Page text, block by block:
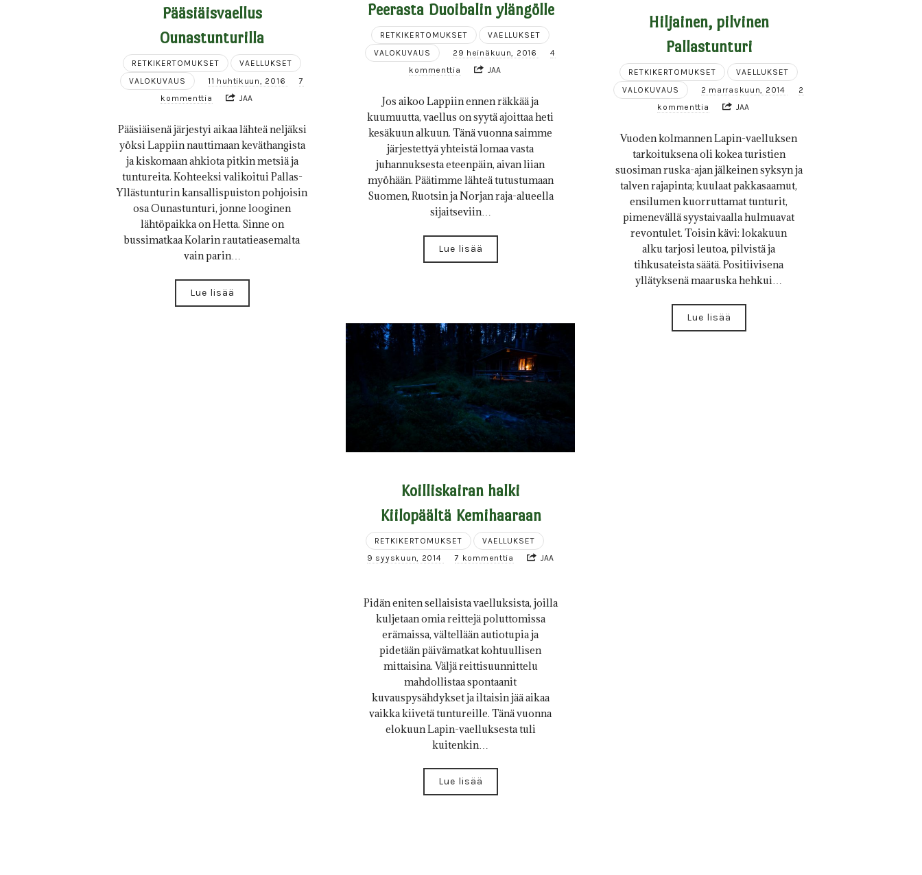
Peerasta Duoibalin ylängölle
RETKIKERTOMUKSET
VAELLUKSET
VALOKUVAUS
29 heinäkuun, 2016
4
kommenttia
JAA
Jos aikoo Lappiin ennen räkkää ja
kuumuutta, vaellus on syytä ajoittaa heti
kesäkuun alkuun. Tänä vuonna saimme
järjestettyä yhteistä lomaa vasta
juhannuksesta eteenpäin, aivan liian
myöhään. Päätimme lähteä tutustumaan
Suomen, Ruotsin ja Norjan raja-alueella
sijaitseviin…
Lue lisää
Pääsiäisvaellus
Ounastunturilla
RETKIKERTOMUKSET
VAELLUKSET
VALOKUVAUS
11 huhtikuun, 2016
7
kommenttia
JAA
Pääsiäisenä järjestyi aikaa lähteä neljäksi
yöksi Lappiin nauttimaan keväthangista
ja kiskomaan ahkiota pitkin metsiä ja
tuntureita. Kohteeksi valikoitui Pallas-
Yllästunturin kansallispuiston pohjoisin
osa Ounastunturi, jonne looginen
lähtöpaikka on Hetta. Sinne on
bussimatkaa Kolarin rautatieasemalta
vain parin…
Lue lisää
Hiljainen, pilvinen
Pallastunturi
RETKIKERTOMUKSET
VAELLUKSET
VALOKUVAUS
2 marraskuun, 2014
2
kommenttia
JAA
Vuoden kolmannen Lapin-vaelluksen
tarkoituksena oli kokea turistien
suosiman ruska-ajan jälkeinen syksyn ja
talven rajapinta; kuulaat pakkasaamut,
ensilumen kuorruttamat tunturit,
pimenevällä syystaivaalla hulmuavat
revontulet. Toisin kävi: lokakuun
alku tarjosi leutoa, pilvistä ja
tihkusateista säätä. Positiivisena
yllätyksenä maaruska hehkui…
Lue lisää
Koilliskairan halki
Kiilopäältä Kemihaaraan
RETKIKERTOMUKSET
VAELLUKSET
9 syyskuun, 2014
7 kommenttia JAA
Pidän eniten sellaisista vaelluksista, joilla
kuljetaan omia reittejä poluttomissa
erämaissa, vältellään autiotupia ja
pidetään päivämatkat kohtuullisen
mittaisina. Väljä reittisuunnittelu
mahdollistaa spontaanit
kuvauspysähdykset ja iltaisin jää aikaa
vaikka kiivetä tuntureille. Tänä vuonna
elokuun Lapin-vaelluksesta tuli
kuitenkin…
Lue lisää